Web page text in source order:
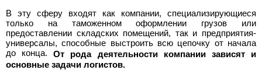
В эту сферу входят как компании, специализирующиеся
только на таможенном оформлении грузов или
предоставлении складских помещений, так и предприятия-
универсалы, способные выстроить всю цепочку от начала
до конца.От рода деятельности компании зависят и
основные задачи логистов.